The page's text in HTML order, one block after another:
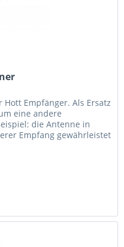
Empfänger. Als Ersatz
eine andere
die Antenne in
Empfang gewährleistet